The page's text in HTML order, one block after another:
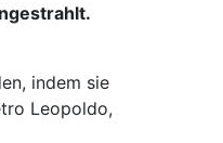
indem sie
Leopoldo,